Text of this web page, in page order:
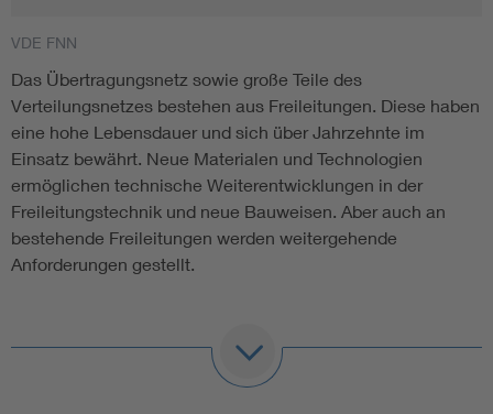
Digitalisierung und Metering
Versorgungsqualität Stromnetze
Innovative Netztechnologien
VDE FNN
Das Übertragungsnetz sowie große Teile des
Verteilungsnetzes bestehen aus Freileitungen. Diese haben
eine hohe Lebensdauer und sich über Jahrzehnte im
Einsatz bewährt. Neue Materialen und Technologien
ermöglichen technische Weiterentwicklungen in der
Freileitungstechnik und neue Bauweisen. Aber auch an
bestehende Freileitungen werden weitergehende
Anforderungen gestellt.
VDE FNN befasst sich mit dem sicheren und
umweltgerechten Betrieb bestehender und neuer